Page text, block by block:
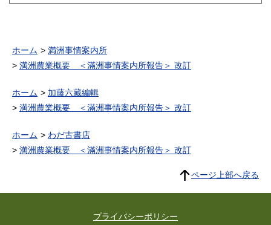
ホーム
満洲事情案内所
満洲農業概要 ＜滿洲事情案内所報告＞ 改訂
ホーム
加藤六藏編輯
満洲農業概要 ＜滿洲事情案内所報告＞ 改訂
ホーム
わだ古書店
満洲農業概要 ＜滿洲事情案内所報告＞ 改訂
ページ上部へ戻る
プライバシーポリシー